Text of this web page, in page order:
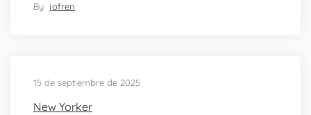
By jofren
15 de septiembre de 2025
New Yorker